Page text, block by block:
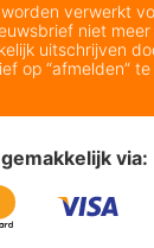
verwerkt
niet
uitschrijven
op “afmelden” te
via: